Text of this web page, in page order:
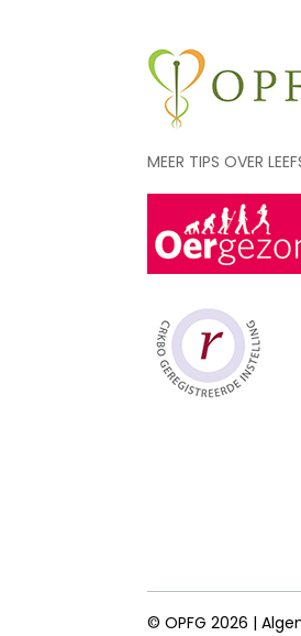
MEER TIPS OVER
© OPFG 2026 |